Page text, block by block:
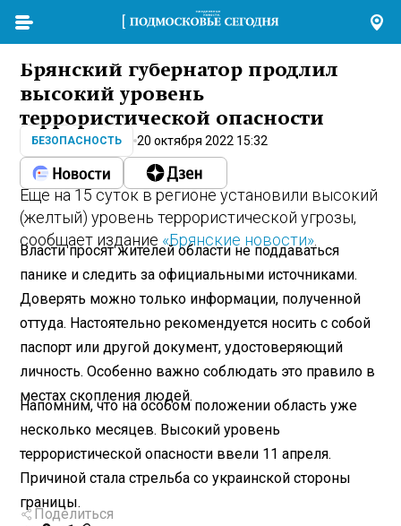
Брянский губернатор продлил
высокий уровень
террористической опасности
БЕЗОПАСНОСТЬ 20 октября 2022 15:32
Еще на 15 суток в регионе установили высокий
(желтый) уровень террористической угрозы,
сообщает издание «Брянские новости»
Власти просят жителей области не поддаваться
панике и следить за официальными источниками.
Доверять можно только информации, полученной
оттуда. Настоятельно рекомендуется носить с собой
паспорт или другой документ, удостоверяющий
личность. Особенно важно соблюдать это правило в
местах скопления людей.
Напомним, что на особом положении область уже
несколько месяцев. Высокий уровень
террористической опасности ввели 11 апреля.
Причиной стала стрельба со украинской стороны
границы.
Поделиться